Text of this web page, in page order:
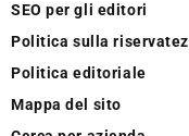
SEO per gli editori
Politica sulla
Politica editoriale
Mappa del sito